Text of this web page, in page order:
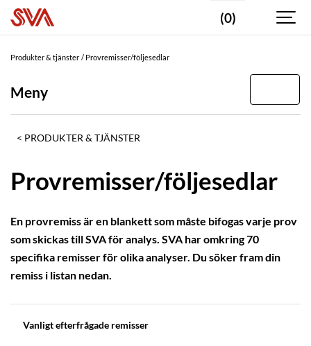
(0)
Produkter & tjänster Provremisser/följesedlar
Meny
PRODUKTER & TJÄNSTER
Provremisser/följesedlar
En provremiss är en blankett som måste bifogas varje prov
som skickas till SVA för analys. SVA har omkring 70
specifika remisser för olika analyser. Du söker fram din
remiss i listan nedan.
Vanligt efterfrågade remisser
DIAGNOSTIKOMRÅDE
Kemi
Patologi
ANALYSTEKNIK